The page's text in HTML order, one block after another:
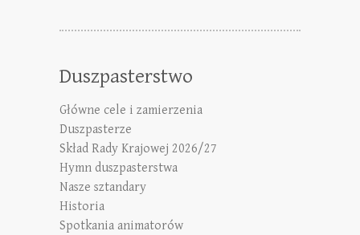
Duszpasterstwo
Główne cele i zamierzenia
Duszpasterze
Skład Rady Krajowej 2026/27
Hymn duszpasterstwa
Nasze sztandary
Historia
Spotkania animatorów